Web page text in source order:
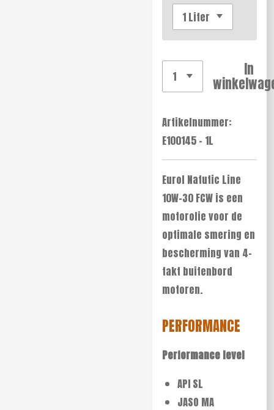
In
Artikelnummer:
E100145 - 1L
Eurol Natutic Line
10W-30 FCW is een
motorolie voor de
optimale smering en
bescherming van 4-
takt buitenbord
motoren.
PERFORMANCE
Performance level
API SL
JASO MA